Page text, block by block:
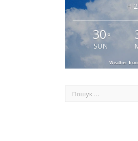
H
30 °
SUN
Weather